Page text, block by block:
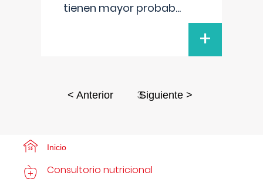
tienen mayor probab...
+
< Anterior 3Siguiente >
Inicio
Consultorio nutricional